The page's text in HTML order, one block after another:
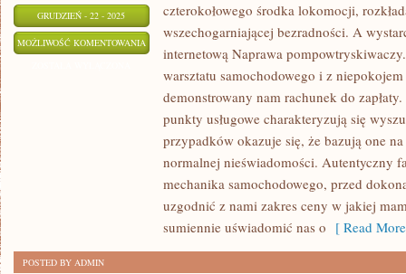
GRUDZIEŃ - 22 - 2025
MOŻLIWOŚĆ KOMENTOWANIA
czterokołowego środka lokomocji,
wszechogarniającej bezradności. A
internetową Naprawa
warsztatu samochodowego i z
demonstrowany nam rachunek do
punkty usługowe charakteryzują się
przypadków okazuje się, że bazują one
normalnej nieświadomości. Autentyczny
mechanika samochodowego, przed
uzgodnić z nami zakres ceny w jakiej
sumiennie uświadomić nas o [ Read
POSTED BY ADMIN